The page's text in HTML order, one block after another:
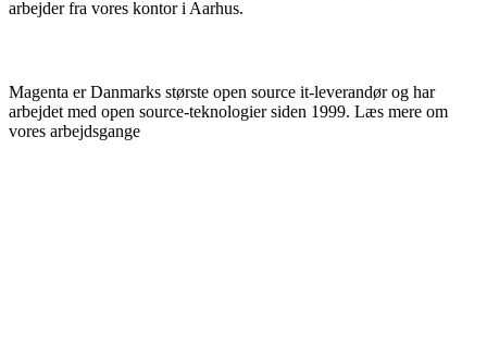
arbejder fra vores kontor i Aarhus.
Magenta er Danmarks største open source it-leverandør og har
arbejdet med open source-teknologier siden 1999. Læs mere om
vores arbejdsgange